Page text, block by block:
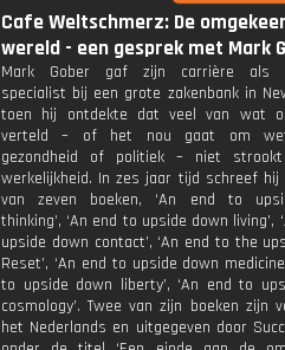
Cafe Weltschmerz: De
wereld - een gesprek met Mark
Mark Gober gaf zijn carrière als
specialist bij een grote zakenbank in
toen hij ontdekte dat veel van wat
verteld – of het nou gaat om
gezondheid of politiek – niet
werkelijkheid. In zes jaar tijd schreef hij
van zeven boeken, ‘An end to
thinking’, ‘An end to upside down living’,
upside down contact’, ‘An end to the
Reset’, ‘An end to upside down
to upside down liberty’, ‘An end to
cosmology’. Twee van zijn boeken zijn
het Nederlands en uitgegeven door